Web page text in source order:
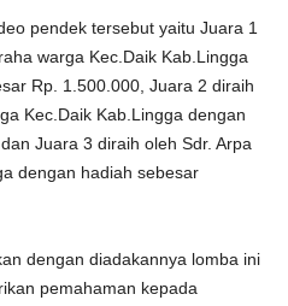
pendek tersebut yaitu Juara 1
warga Kec.Daik Kab.Lingga
Rp. 1.500.000, Juara 2 diraih
Kec.Daik Kab.Lingga dengan
Juara 3 diraih oleh Sdr. Arpa
dengan hadiah sebesar
dengan diadakannya lomba ini
pemahaman kepada